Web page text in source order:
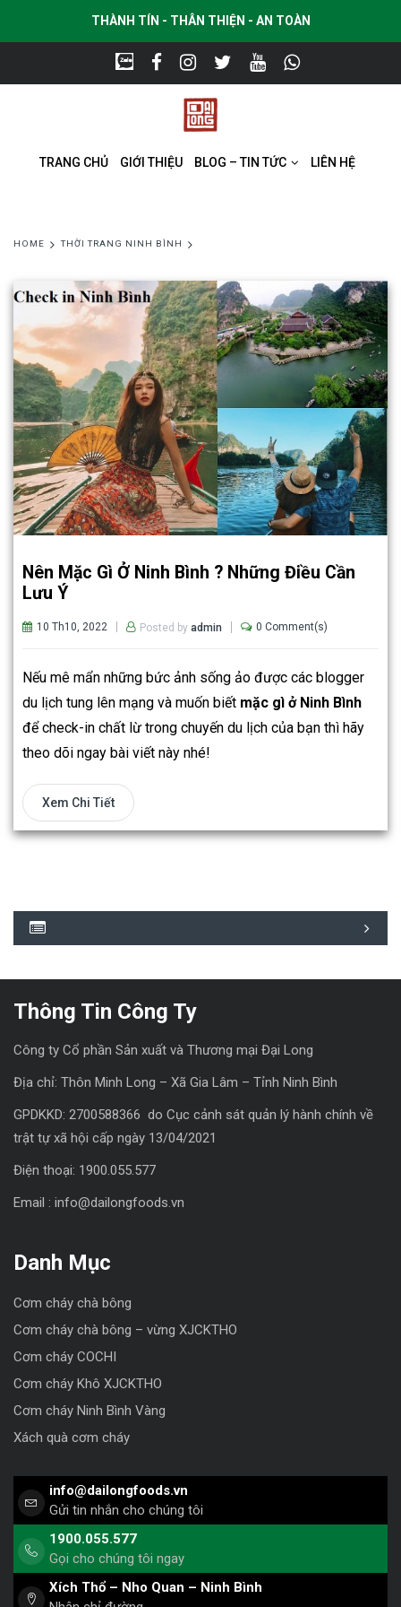
THÀNH TÍN - THÂN THIỆN - AN TOÀN
TRANG CHỦ GIỚI THIỆU BLOG – TIN TỨC LIÊN HỆ
HOME THỜI TRANG NINH BÌNH
Nên Mặc Gì Ở Ninh Bình ? Những Điều Cần
Lưu Ý
10 Th10, 2022 Posted by admin 0 Comment(s)
Nếu mê mẩn những bức ảnh sống ảo được các blogger
du lịch tung lên mạng và muốn biết mặc gì ở Ninh Bình
để check-in chất lừ trong chuyến du lịch của bạn thì hãy
theo dõi ngay bài viết này nhé!
Xem Chi Tiết
Thông Tin Công Ty
Công ty Cổ phần Sản xuất và Thương mại Đại Long
Địa chỉ: Thôn Minh Long – Xã Gia Lâm – Tỉnh Ninh Bình
GPDKKD: 2700588366 do Cục cảnh sát quản lý hành chính về
trật tự xã hội cấp ngày 13/04/2021
Điện thoại: 1900.055.577
Email : info@dailongfoods.vn
Danh Mục
Cơm cháy chà bông
Cơm cháy chà bông – vừng XJCKTHO
Cơm cháy COCHI
Cơm cháy Khô XJCKTHO
Cơm cháy Ninh Bình Vàng
Xách quà cơm cháy
info@dailongfoods.vn
Gửi tin nhắn cho chúng tôi
1900.055.577
Gọi cho chúng tôi ngay
Xích Thổ – Nho Quan – Ninh Bình